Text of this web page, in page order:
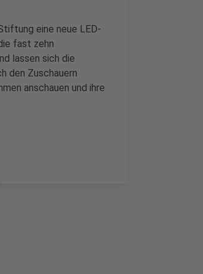
eine neue LED-
fast zehn
lassen sich die
den Zuschauern
anschauen und ihre